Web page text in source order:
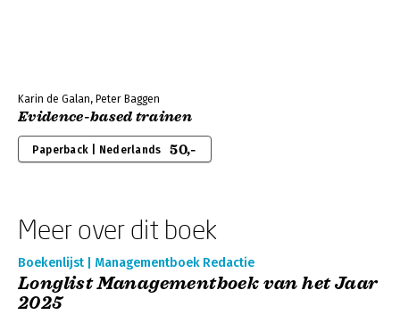
Karin de Galan, Peter Baggen
Evidence-based trainen
Paperback | Nederlands 50,-
Meer over dit boek
Boekenlijst | Managementboek Redactie
Longlist Managementboek van het Jaar
2025